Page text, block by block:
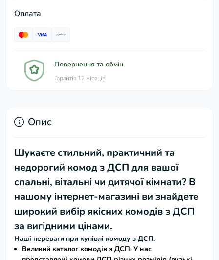
Оплата
Повернення та обмін
Гарантія 12 місяців
Опис
Шукаєте стильний, практичний та
недорогий комод з ДСП для вашої
спальні, вітальні чи дитячої кімнати? В
нашому інтернет-магазині ви знайдете
широкий вибір якісних комодів з ДСП
за вигідними цінами.
Наші переваги при купівлі комоду з ДСП:
Великий каталог комодів з ДСП: У нас